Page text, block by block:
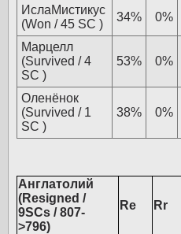
ИслаМистикус
(Won / 45 SC )
34% 0%
Марцелл
(Survived / 4
SC )
53% 0%
Оленёнок
(Survived / 1
SC )
38% 0%
Англатолий
(Resigned /
9SCs / 807-
>796)
Re Rr